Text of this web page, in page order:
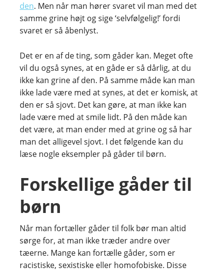
den. Men når man hører svaret vil man med det
samme grine højt og sige ‘selvfølgelig!’ fordi
svaret er så åbenlyst.
Det er en af de ting, som gåder kan. Meget ofte
vil du også synes, at en gåde er så dårlig, at du
ikke kan grine af den. På samme måde kan man
ikke lade være med at synes, at det er komisk, at
den er så sjovt. Det kan gøre, at man ikke kan
lade være med at smile lidt. På den måde kan
det være, at man ender med at grine og så har
man det alligevel sjovt. I det følgende kan du
læse nogle eksempler på gåder til børn.
Forskellige gåder til
børn
Når man fortæller gåder til folk bør man altid
sørge for, at man ikke træder andre over
tæerne. Mange kan fortælle gåder, som er
racistiske, sexistiske eller homofobiske. Disse